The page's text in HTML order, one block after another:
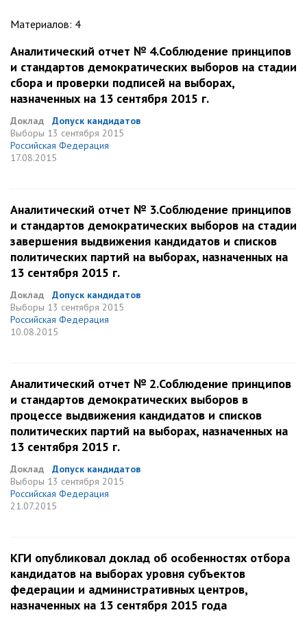
Материалов: 4
Аналитический отчет № 4.Соблюдение принципов
и стандартов демократических выборов на стадии
сбора и проверки подписей на выборах,
назначенных на 13 сентября 2015 г.
Доклад
Допуск кандидатов
Выборы 13 сентября 2015
Российская Федерация
17.08.2015
Аналитический отчет № 3.Соблюдение принципов
и стандартов демократических выборов на стадии
завершения выдвижения кандидатов и списков
политических партий на выборах, назначенных на
13 сентября 2015 г.
Доклад
Допуск кандидатов
Выборы 13 сентября 2015
Российская Федерация
10.08.2015
Аналитический отчет № 2.Соблюдение принципов
и стандартов демократических выборов в
процессе выдвижения кандидатов и списков
политических партий на выборах, назначенных на
13 сентября 2015 г.
Доклад
Допуск кандидатов
Выборы 13 сентября 2015
Российская Федерация
21.07.2015
КГИ опубликовал доклад об особенностях отбора
кандидатов на выборах уровня субъектов
федерации и административных центров,
назначенных на 13 сентября 2015 года